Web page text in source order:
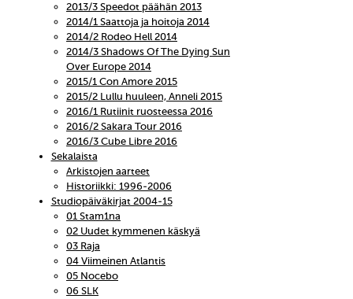
2013/3 Speedot päähän 2013
2014/1 Saattoja ja hoitoja 2014
2014/2 Rodeo Hell 2014
2014/3 Shadows Of The Dying Sun
Over Europe 2014
2015/1 Con Amore 2015
2015/2 Lullu huuleen, Anneli 2015
2016/1 Rutiinit ruosteessa 2016
2016/2 Sakara Tour 2016
2016/3 Cube Libre 2016
Sekalaista
Arkistojen aarteet
Historiikki: 1996-2006
Studiopäiväkirjat 2004-15
01 Stam1na
02 Uudet kymmenen käskyä
03 Raja
04 Viimeinen Atlantis
05 Nocebo
06 SLK